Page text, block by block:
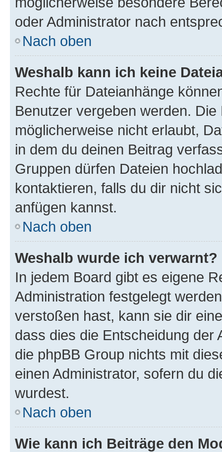
oder Administrator nach
Nach oben
Weshalb kann ich keine
Rechte für Dateianhänge
Benutzer vergeben werden.
möglicherweise nicht erlaubt,
in dem du deinen Beitrag
Gruppen dürfen Dateien
kontaktieren, falls du dir nicht
anfügen kannst.
Nach oben
Weshalb wurde ich verwarnt?
In jedem Board gibt es eigene
Administration festgelegt
verstoßen hast, kann sie dir
dass dies die Entscheidung der
die phpBB Group nichts mit
einen Administrator, sofern du
wurdest.
Nach oben
Wie kann ich Beiträge den